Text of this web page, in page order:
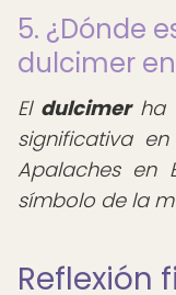
5. ¿Dónde
dulcimer
El dulcimerha
significativa
Apalaches en
símbolo de la
Reflexión